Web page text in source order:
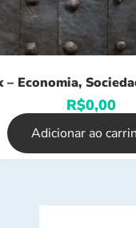
– Economia,
R$0,00
Adicionar ao